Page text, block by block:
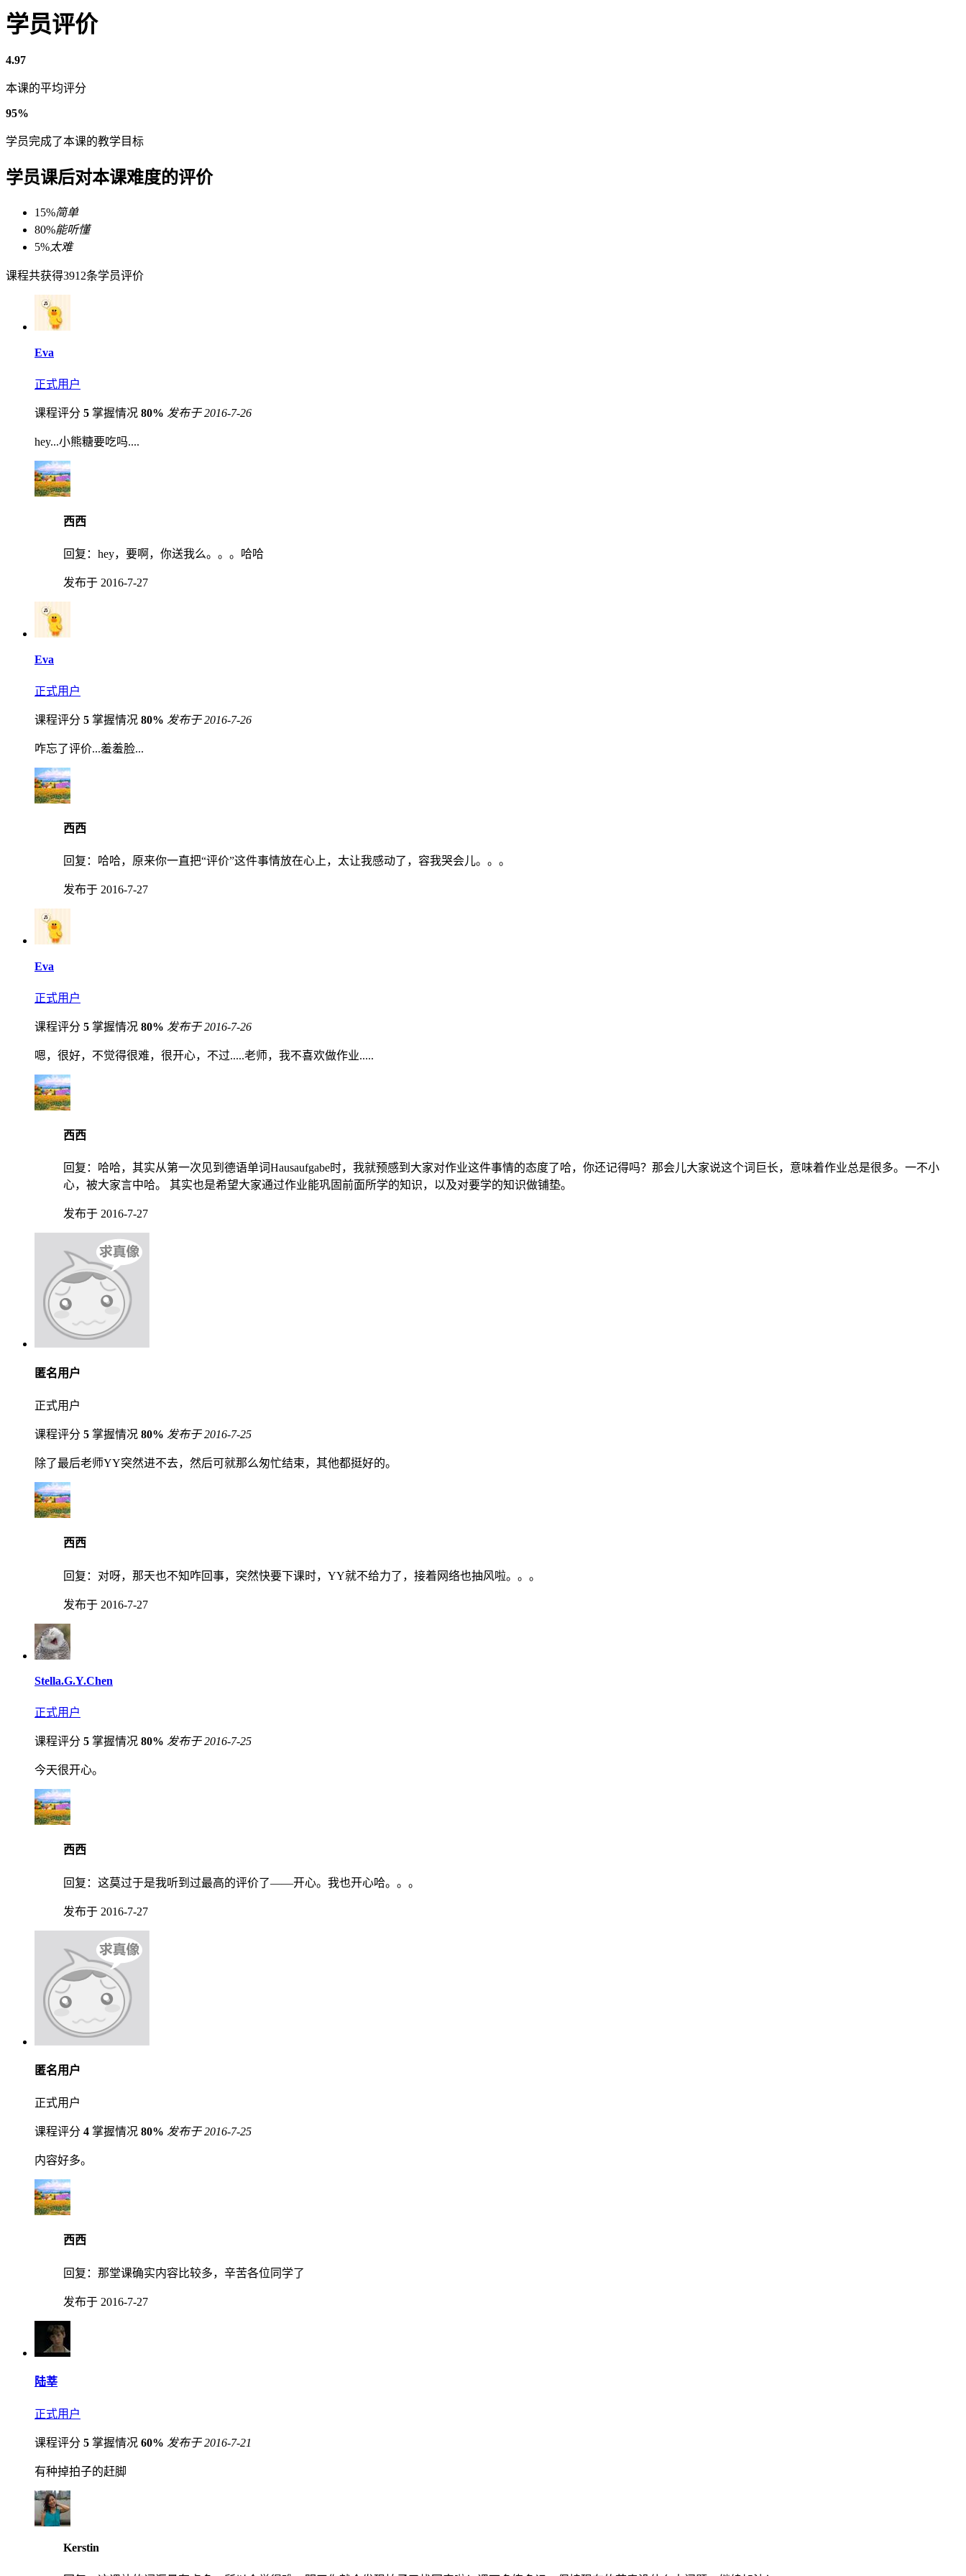
学员评价
4.97
本课的平均评分
95%
学员完成了本课的教学目标
学员课后对本课难度的评价
15%简单
80%能听懂
5%太难
课程共获得3912条学员评价
Eva
正式用户
课程评分 5 掌握情况 80% 发布于 2016-7-26
hey...小熊糖要吃吗....
西西
回复： hey，要啊，你送我么。。。哈哈
发布于 2016-7-27
Eva
正式用户
课程评分 5 掌握情况 80% 发布于 2016-7-26
咋忘了评价...羞羞脸...
西西
回复： 哈哈，原来你一直把“评价”这件事情放在心上，太让我感动了，容我哭会儿。。。
发布于 2016-7-27
Eva
正式用户
课程评分 5 掌握情况 80% 发布于 2016-7-26
嗯，很好，不觉得很难，很开心，不过.....老师，我不喜欢做作业.....
西西
回复： 哈哈，其实从第一次见到德语单词Hausaufgabe时，我就预感到大家对作业这件事情的态度了哈，你还记得吗？那会儿大家说这个词巨长，意味着作业总是很多。一不小
心，被大家言中哈。 其实也是希望大家通过作业能巩固前面所学的知识，以及对要学的知识做铺垫。
发布于 2016-7-27
匿名用户
正式用户
课程评分 5 掌握情况 80% 发布于 2016-7-25
除了最后老师YY突然进不去，然后可就那么匆忙结束，其他都挺好的。
西西
回复： 对呀，那天也不知咋回事，突然快要下课时，YY就不给力了，接着网络也抽风啦。。。
发布于 2016-7-27
Stella.G.Y.Chen
正式用户
课程评分 5 掌握情况 80% 发布于 2016-7-25
今天很开心。
西西
回复： 这莫过于是我听到过最高的评价了——开心。我也开心哈。。。
发布于 2016-7-27
匿名用户
正式用户
课程评分 4 掌握情况 80% 发布于 2016-7-25
内容好多。
西西
回复： 那堂课确实内容比较多，辛苦各位同学了
发布于 2016-7-27
陆莘
正式用户
课程评分 5 掌握情况 60% 发布于 2016-7-21
有种掉拍子的赶脚
Kerstin